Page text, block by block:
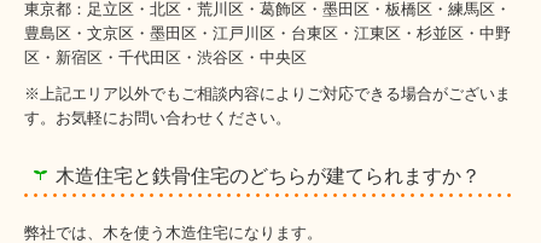
東京都：足立区・北区・荒川区・葛飾区・墨田区・板橋区・練馬区・
豊島区・文京区・墨田区・江戸川区・台東区・江東区・杉並区・中野
区・新宿区・千代田区・渋谷区・中央区
※上記エリア以外でもご相談内容によりご対応できる場合がございま
す。お気軽にお問い合わせください。
木造住宅と鉄骨住宅のどちらが建てられますか？
弊社では、木を使う木造住宅になります。